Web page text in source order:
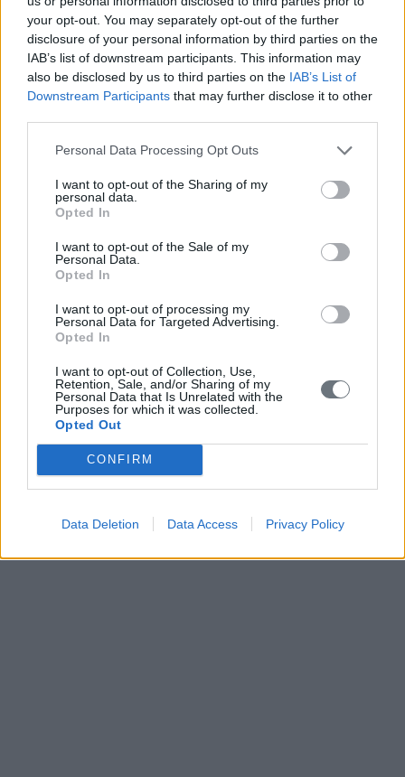
your opt-out. You may separately opt-out of the further
disclosure of your personal information by third parties on the
IAB’s list of downstream participants. This information may
also be disclosed by us to third parties on the IAB’s List of
Downstream Participants that may further disclose it to other
Personal Data Processing Opt Outs
I want to opt-out of the Sharing of my
personal data.
Opted In
I want to opt-out of the Sale of my
Personal Data.
Opted In
I want to opt-out of processing my
Personal Data for Targeted Advertising.
Opted In
I want to opt-out of Collection, Use,
Retention, Sale, and/or Sharing of my
Personal Data that Is Unrelated with the
Purposes for which it was collected.
Opted Out
CONFIRM
Data Deletion Data Access Privacy Policy